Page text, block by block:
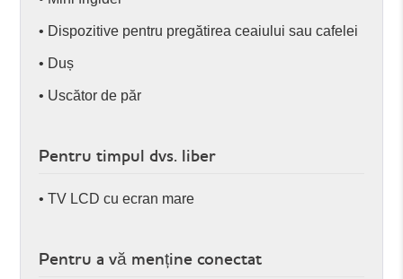
• Dispozitive pentru pregătirea ceaiului sau cafelei
• Duș
• Uscător de păr
Pentru timpul dvs. liber
• TV LCD cu ecran mare
Pentru a vă menține conectat